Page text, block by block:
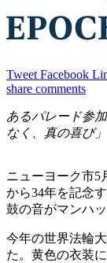
Tweet Facebook
share comments
あるパレード参
なく、真の喜び
ニューヨーク市5
から34年を記念
鼓の音がマンハ
今年の世界法輪
た。黄色の衣装